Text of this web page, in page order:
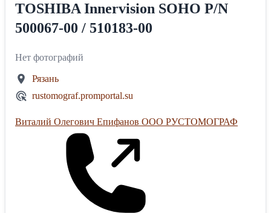
TOSHIBA Innervision SOHO P/N
500067-00 / 510183-00
Нет фотографий
Рязань
rustomograf.promportal.su
Виталий Олегович Епифанов ООО РУСТОМОГРАФ